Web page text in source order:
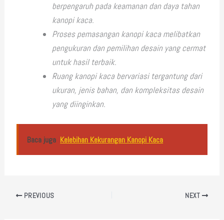
berpengaruh pada keamanan dan daya tahan
kanopi kaca.
Proses pemasangan kanopi kaca melibatkan
pengukuran dan pemilihan desain yang cermat
untuk hasil terbaik.
Ruang kanopi kaca bervariasi tergantung dari
ukuran, jenis bahan, dan kompleksitas desain
yang diinginkan.
Baca juga Kelebihan Kekurangan Kanopi Kaca
PREVIOUS NEXT